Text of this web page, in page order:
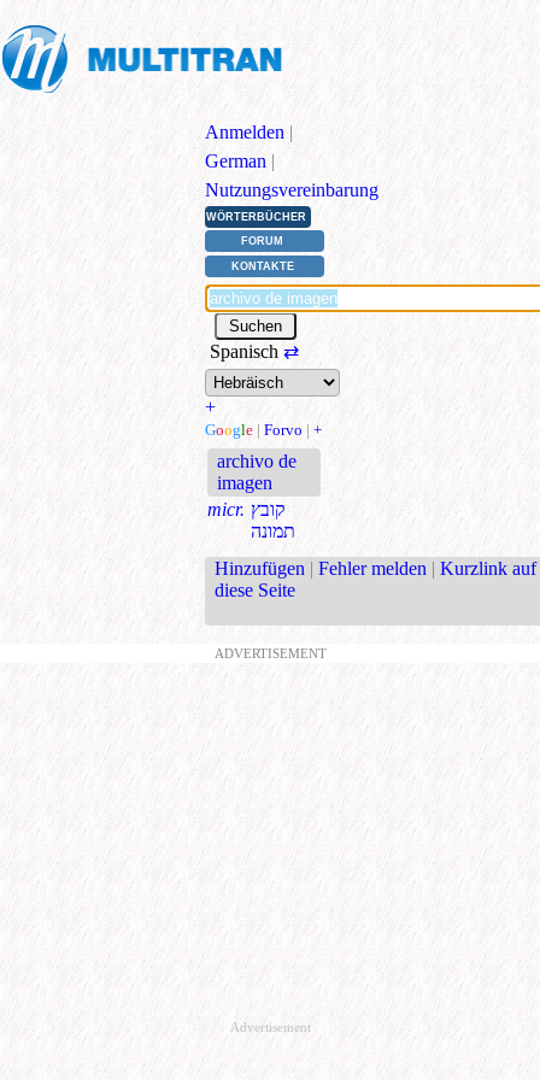
Anmelden |
German |
Nutzungsvereinbarung
WÖRTERBÜCHER
FORUM
KONTAKTE
Spanisch ⇄
+
Google | Forvo | +
archivo de
imagen
micr. קובץ
תמונה
Hinzufügen | Fehler melden | Kurzlink auf
diese Seite
ADVERTISEMENT
Advertisement